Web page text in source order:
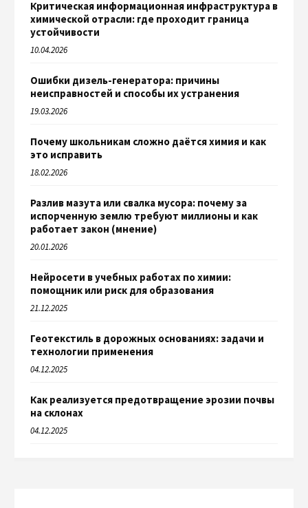
Критическая информационная инфраструктура в
химической отрасли: где проходит граница
устойчивости
10.04.2026
Ошибки дизель-генератора: причины
неисправностей и способы их устранения
19.03.2026
Почему школьникам сложно даётся химия и как
это исправить
18.02.2026
Разлив мазута или свалка мусора: почему за
испорченную землю требуют миллионы и как
работает закон (мнение)
20.01.2026
Нейросети в учебных работах по химии:
помощник или риск для образования
21.12.2025
Геотекстиль в дорожных основаниях: задачи и
технологии применения
04.12.2025
Как реализуется предотвращение эрозии почвы
на склонах
04.12.2025